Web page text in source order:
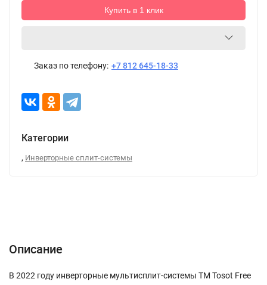
Купить в 1 клик
Заказ по телефону: +7 812 645-18-33
Категории
, Инверторные сплит-системы
Описание
В 2022 году инверторные мультисплит-системы ТМ Tosot Free